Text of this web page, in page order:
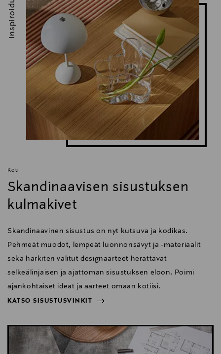
Koti
Skandinaavisen sisustuksen
kulmakivet
Skandinaavinen sisustus on nyt kutsuva ja kodikas.
Pehmeät muodot, lempeät luonnonsävyt ja -materiaalit
sekä harkiten valitut designaarteet herättävät
selkeälinjaisen ja ajattoman sisustuksen eloon. Poimi
ajankohtaiset ideat ja aarteet omaan kotiisi.
KATSO SISUSTUSVINKIT
Inspiroidu
KATSO SISUSTUSVINKIT